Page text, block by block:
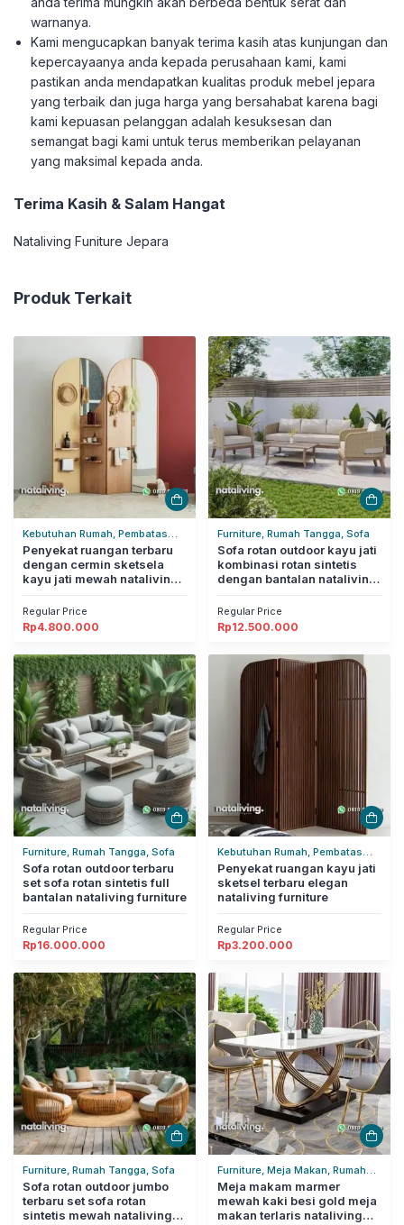
warnanya.
Kami mengucapkan banyak terima kasih atas kunjungan dan
kepercayaanya anda kepada perusahaan kami, kami
pastikan anda mendapatkan kualitas produk mebel jepara
yang terbaik dan juga harga yang bersahabat karena bagi
kami kepuasan pelanggan adalah kesuksesan dan
semangat bagi kami untuk terus memberikan pelayanan
yang maksimal kepada anda.
Terima Kasih & Salam Hangat
Nataliving Funiture Jepara
Produk Terkait
Kebutuhan Rumah, Pembatas
Ruangan, Rumah Tangga
Penyekat ruangan terbaru
dengan cermin sketsela
kayu jati mewah nataliving
Regular Price
Rp4.800.000
Furniture, Rumah Tangga, Sofa
Sofa rotan outdoor kayu jati
kombinasi rotan sintetis
dengan bantalan nataliving
Regular Price
Rp12.500.000
Furniture, Rumah Tangga, Sofa
Sofa rotan outdoor terbaru
set sofa rotan sintetis full
bantalan nataliving furniture
Regular Price
Rp16.000.000
Kebutuhan Rumah, Pembatas
Ruangan, Rumah Tangga
Penyekat ruangan kayu jati
sketsel terbaru elegan
nataliving furniture
Regular Price
Rp3.200.000
Furniture, Rumah Tangga, Sofa
Sofa rotan outdoor jumbo
terbaru set sofa rotan
sintetis mewah nataliving
Furniture, Meja Makan, Rumah
Tangga
Meja makam marmer
mewah kaki besi gold meja
makan terlaris nataliving